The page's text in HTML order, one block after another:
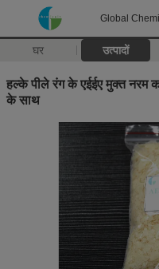
Global
घर उत्पादों
हल्के पीले रंग के एईईए मुक्त नरम
के साथ